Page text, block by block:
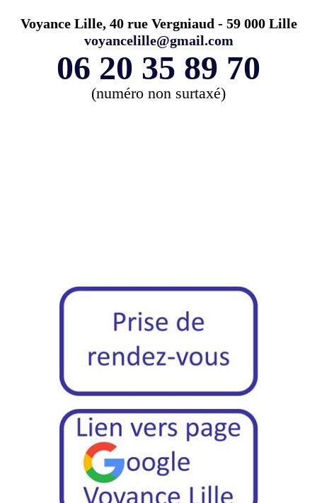
Voyance Lille, 40 rue Vergniaud - 59 000 Lille
voyancelille@gmail.com
06 20 35 89 70
(numéro non surtaxé)